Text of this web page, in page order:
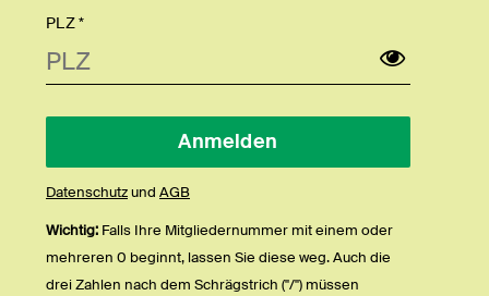
PLZ *
Datenschutzund AGB
Wichtig: Falls Ihre Mitgliedernummer mit einem oder
mehreren 0 beginnt, lassen Sie diese weg. Auch die
drei Zahlen nach dem Schrägstrich ("/") müssen